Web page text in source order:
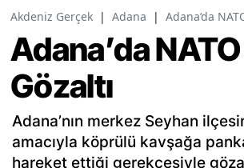
Akdeniz Gerçek | Adana | Adana’da
Adana’da
Gözaltı
Adana’nın merkez Seyhan
amacıyla köprülü kavşağa
hareket ettiği gerekçesiyle